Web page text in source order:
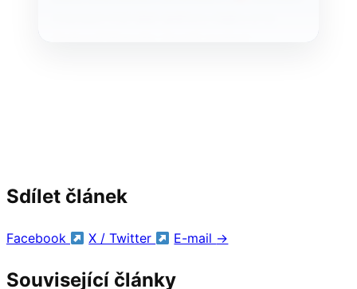
Sdílet článek
Facebook X / Twitter E-mail →
Související články